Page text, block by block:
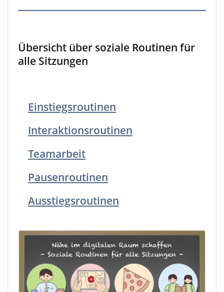
Übersicht über soziale Routinen für
alle Sitzungen
Einstiegsroutinen
Interaktionsroutinen
Teamarbeit
Pausenroutinen
Ausstiegsroutinen